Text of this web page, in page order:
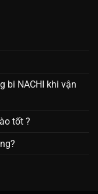
bi NACHI khi vận
tốt ?